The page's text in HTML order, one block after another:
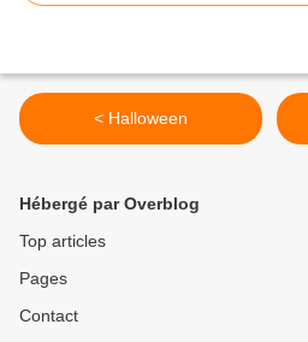
< Halloween
Hébergé par Overblog
Top articles
Pages
Contact